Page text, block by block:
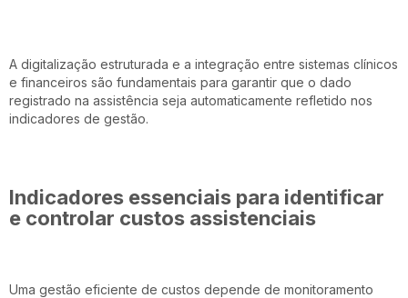
A digitalização estruturada e a integração entre sistemas clínicos
e financeiros são fundamentais para garantir que o dado
registrado na assistência seja automaticamente refletido nos
indicadores de gestão.
Indicadores essenciais para identificar
e controlar custos assistenciais
Uma gestão eficiente de custos depende de monitoramento